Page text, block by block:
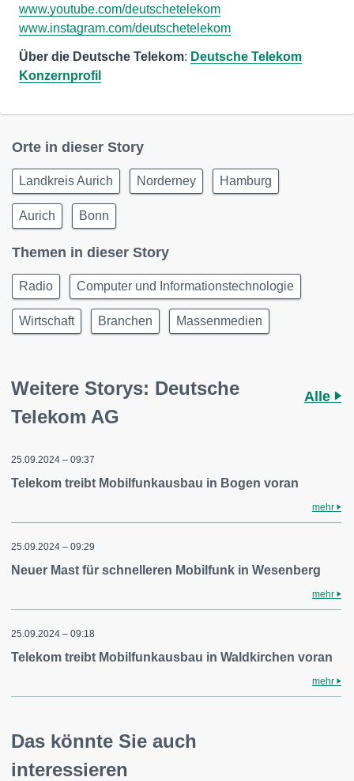
www.youtube.com/deutschetelekom
www.instagram.com/deutschetelekom
Über die Deutsche Telekom: Deutsche Telekom
Konzernprofil
Orte in dieser Story
Landkreis Aurich Norderney Hamburg
Aurich Bonn
Themen in dieser Story
Radio Computer und Informationstechnologie
Wirtschaft Branchen Massenmedien
Weitere Storys: Deutsche
Telekom AG
Alle
25.09.2024 – 09:37
Telekom treibt Mobilfunkausbau in Bogen voran
mehr
25.09.2024 – 09:29
Neuer Mast für schnelleren Mobilfunk in Wesenberg
mehr
25.09.2024 – 09:18
Telekom treibt Mobilfunkausbau in Waldkirchen voran
mehr
Das könnte Sie auch
interessieren